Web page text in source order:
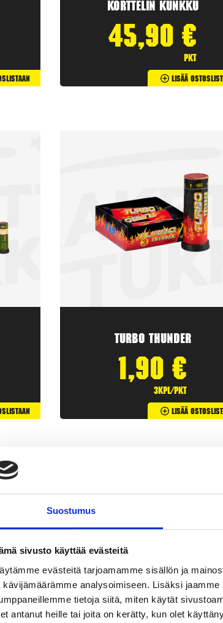
Suostumus
sivusto käyttää evästeitä
evästeitä tarjoamamme sisällön ja
kävijämäärämme analysoimiseen. Lisäksi
tietoja siitä, miten käytät
antanut heille tai joita on kerätty, kun olet
Korttelin kunkku
45,90 €
pkt
Lisää
Turbo Thunder
1,90 €
3kpl/pkt
Lisää
Raketitovat klassisia
erilaisia efektejä, luoden